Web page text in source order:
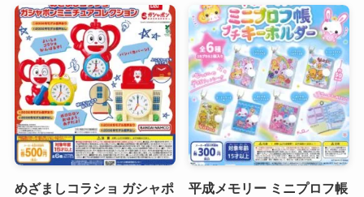
めざましコラショ ガシャポ
平成メモリー ミニプロフ帳